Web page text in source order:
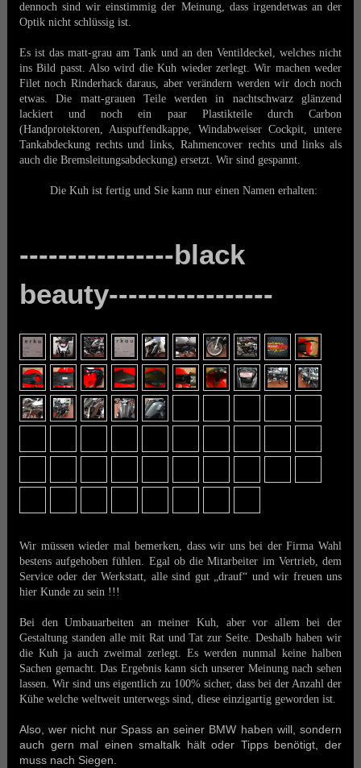
dennoch sind wir einstimmig der Meinung, dass irgendetwas an der
Optik nicht schlüssig ist.
Es ist das matt-grau am Tank und an den Ventildeckel, welches nicht
ins Bild passt. Also wird die Kuh wieder zerlegt. Wir machen weder
Filet noch Rinderhack daraus, aber verändern werden wir doch noch
etwas. Die matt-grauen Teile werden in nachtschwarz glänzend
lackiert und noch ein paar Plastikteile durch Carbon
(Handprotektoren, Auspuffendkappe, Windabweiser Cockpit, untere
Tankabdeckung rechts und links, Rahmencover rechts und links als
auch die Bremsleitungsabdeckung) ersetzt. Wir sind gespannt.
Die Kuh ist fertig und Sie kann nur einen Namen erhalten:
----------------black
beauty-----------------
Wir müssen wieder mal bemerken, dass wir uns bei der Firma Wahl
bestens aufgehoben fühlen. Egal ob die Mitarbeiter im Vertrieb, dem
Service oder der Werkstatt, alle sind gut „drauf“ und wir freuen uns
hier Kunde zu sein !!!
Bei den Umbauarbeiten an meiner Kuh, aber vor allem bei der
Gestaltung standen alle mit Rat und Tat zur Seite. Deshalb haben wir
die Kuh ja auch zweimal zerlegt. Es werden nunmal keine halben
Sachen gemacht. Das Ergebnis kann sich unserer Meinung nach sehen
lassen. Wir sind uns eigentlich zu 100% sicher, dass bei der Anzahl der
Kühe welche weltweit unterwegs sind, diese einzigartig geworden ist.
Also, wer nicht nur Spass an seiner BMW haben will, sondern
auch gern mal einen smaltalk hält oder Tipps benötigt, der
muss nach Siegen.